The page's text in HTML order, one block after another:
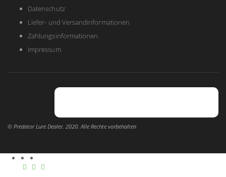
Datenschutz
Liefer- und Versandinformationen
Zahlungsinformationen
Impressum
© Predator Lure Dealer. 2020. Alle Rechte vorbehalten